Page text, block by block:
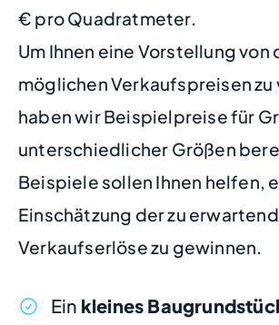
€ pro Quadratmeter.
Um Ihnen eine Vorstellung von
möglichen Verkaufspreisen
haben wir Beispielpreise für
unterschiedlicher Größen
Beispiele sollen Ihnen helfen,
Einschätzung der zu
Verkaufserlöse zu gewinnen.
Ein kleines